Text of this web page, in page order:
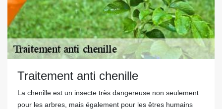
Traitement anti chenille
La chenille est un insecte très dangereuse non seulement
pour les arbres, mais également pour les êtres humains